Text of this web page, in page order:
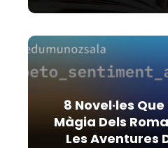
8 Novel·les
Màgia Dels
Les Aventures